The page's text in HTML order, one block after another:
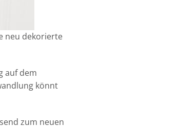
neu dekorierte
auf dem
könnt
zum neuen